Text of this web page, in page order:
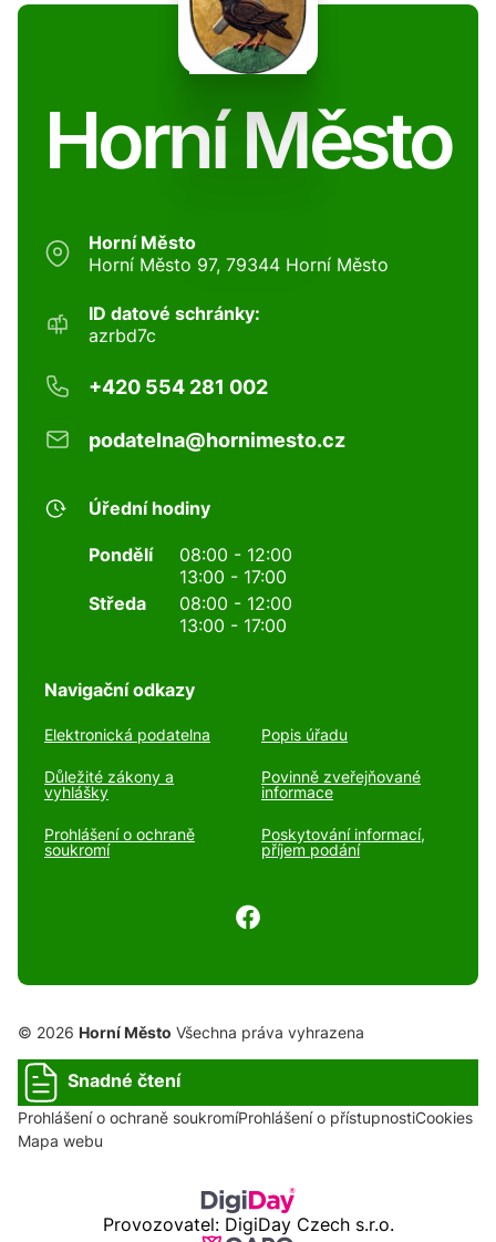
Horní Město
Horní Město
Horní Město 97, 79344 Horní Město
ID datové schránky:
azrbd7c
+420 554 281 002
podatelna@hornimesto.cz
Úřední hodiny
Pondělí
08:00 - 12:00
13:00 - 17:00
Středa
08:00 - 12:00
13:00 - 17:00
Navigační odkazy
Elektronická podatelna Popis úřadu
Důležité zákony a
vyhlášky
Povinně zveřejňované
informace
Prohlášení o ochraně
soukromí
Poskytování informací,
příjem podání
© 2026 Horní Město Všechna práva vyhrazena
Snadné čtení
Prohlášení o ochraně soukromíProhlášení o přístupnostiCookies
Mapa webu
Provozovatel: DigiDay Czech s.r.o.